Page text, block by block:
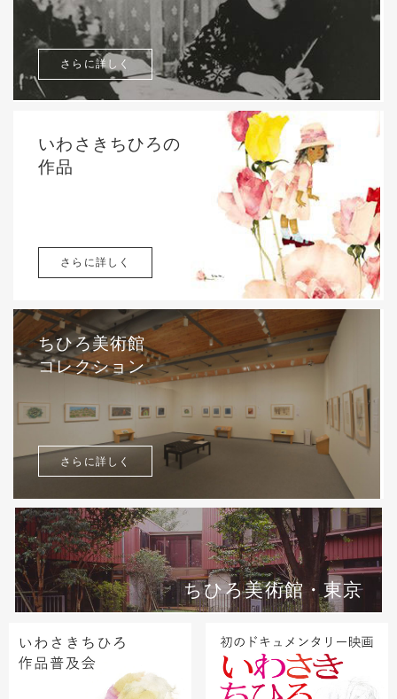
さらに詳しく
いわさきちひろの
作品
さらに詳しく
ちひろ美術館
コレクション
さらに詳しく
ちひろ美術館・東京